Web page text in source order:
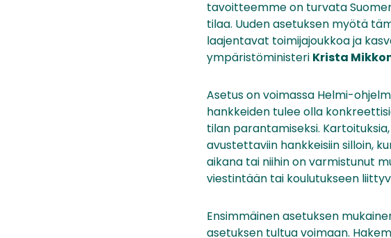
tavoitteemme on turvata
tilaa. Uuden asetuksen myötä
laajentavat toimijajoukkoa ja
ympäristöministeri Krista
Asetus on voimassa Helmi-
hankkeiden tulee olla
tilan parantamiseksi.
avustettaviin hankkeisiin silloin,
aikana tai niihin on varmistunut
viestintään tai koulutukseen
Ensimmäinen asetuksen
asetuksen tultua voimaan.